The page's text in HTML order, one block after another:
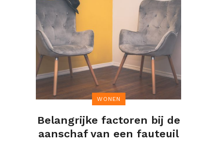
WONEN
Belangrijke factoren bij de
aanschaf van een fauteuil